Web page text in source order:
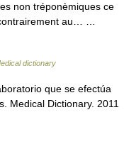
non tréponèmiques ce
au… …
dictionary
que se efectúa
Medical Dictionary. 2011